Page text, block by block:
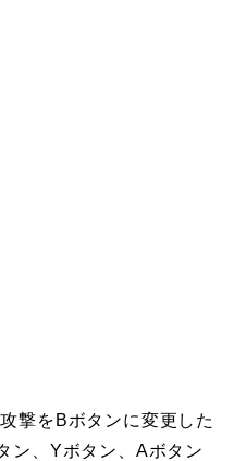
撃をBボタンに変更した
ン、Yボタン、Aボタン